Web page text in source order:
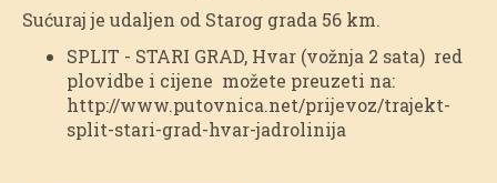
Sućuraj je udaljen od Starog grada 56 km.
SPLIT - STARI GRAD, Hvar (vožnja 2 sata) red
plovidbe i cijene možete preuzeti na:
http://www.putovnica.net/prijevoz/trajekt-
split-stari-grad-hvar-jadrolinija